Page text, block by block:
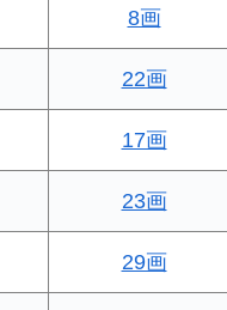
8画
22画
17画
23画
29画